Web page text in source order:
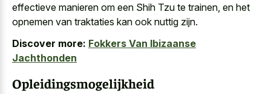
effectieve manieren om een Shih Tzu te trainen, en het
opnemen van traktaties kan ook nuttig zijn.
Discover more: Fokkers Van Ibizaanse
Jachthonden
Opleidingsmogelijkheid